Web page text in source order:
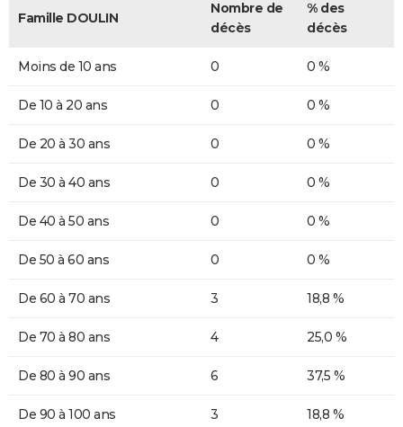
Famille DOULIN
Nombre de
décès
% des
décès
Moins de 10 ans 0 0 %
De 10 à 20 ans 0 0 %
De 20 à 30 ans 0 0 %
De 30 à 40 ans 0 0 %
De 40 à 50 ans 0 0 %
De 50 à 60 ans 0 0 %
De 60 à 70 ans 3 18,8 %
De 70 à 80 ans 4 25,0 %
De 80 à 90 ans 6 37,5 %
De 90 à 100 ans 3 18,8 %